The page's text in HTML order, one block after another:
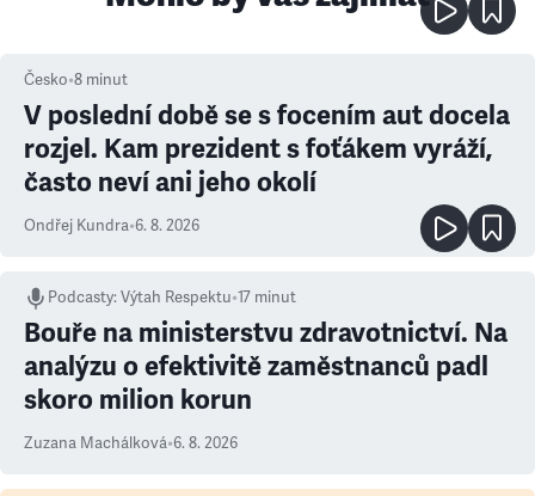
Česko•8 minut
V poslední době se s focením aut docela
rozjel. Kam prezident s foťákem vyráží,
často neví ani jeho okolí
Ondřej Kundra•6. 8. 2026
Podcasty:Výtah Respektu•17 minut
Bouře na ministerstvu zdravotnictví. Na
analýzu o efektivitě zaměstnanců padl
skoro milion korun
Zuzana Machálková•6. 8. 2026